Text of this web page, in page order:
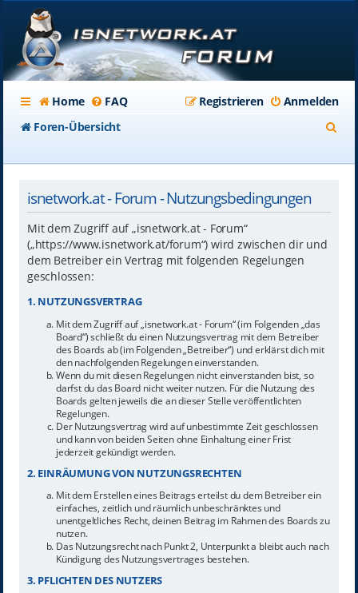
Home FAQ Anmelden
Registrieren
Foren-Übersicht
isnetwork.at - Forum - Nutzungsbedingungen
Mit dem Zugriff auf „isnetwork.at - Forum“
(„https://www.isnetwork.at/forum“) wird zwischen dir und
dem Betreiber ein Vertrag mit folgenden Regelungen
geschlossen:
1. NUTZUNGSVERTRAG
Mit dem Zugriff auf „isnetwork.at - Forum“ (im Folgenden „das
Board“) schließt du einen Nutzungsvertrag mit dem Betreiber
des Boards ab (im Folgenden „Betreiber“) und erklärst dich mit
den nachfolgenden Regelungen einverstanden.
Wenn du mit diesen Regelungen nicht einverstanden bist, so
darfst du das Board nicht weiter nutzen. Für die Nutzung des
Boards gelten jeweils die an dieser Stelle veröffentlichten
Regelungen.
Der Nutzungsvertrag wird auf unbestimmte Zeit geschlossen
und kann von beiden Seiten ohne Einhaltung einer Frist
jederzeit gekündigt werden.
2. EINRÄUMUNG VON NUTZUNGSRECHTEN
Mit dem Erstellen eines Beitrags erteilst du dem Betreiber ein
einfaches, zeitlich und räumlich unbeschränktes und
unentgeltliches Recht, deinen Beitrag im Rahmen des Boards zu
nutzen.
Das Nutzungsrecht nach Punkt 2, Unterpunkt a bleibt auch nach
Kündigung des Nutzungsvertrages bestehen.
3. PFLICHTEN DES NUTZERS